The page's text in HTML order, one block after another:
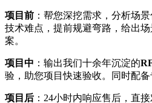
项目前 ：帮您深挖需求，分析场
技术难点，提前规避弯路，给出
案。
项目中 ：输出我们十余年沉淀的
验，助您项目快速验收。同时配备
项目后 ：24小时内响应售后，直